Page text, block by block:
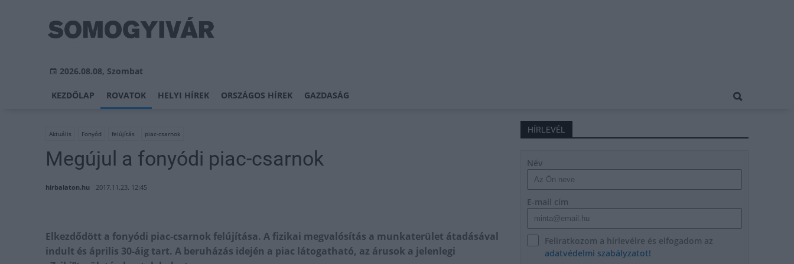
2026.08.08, Szombat
KEZDŐLAP ROVATOK HELYI HÍREK ORSZÁGOS HÍREK GAZDASÁG
Aktuális Fonyód felújítás piac-csarnok
Megújul a fonyódi piac-csarnok
hirbalaton.hu 2017.11.23. 12:45
Elkezdődött a fonyódi piac-csarnok felújítása. A fizikai megvalósítás a munkaterület átadásával
indult és április 30-áig tart. A beruházás idején a piac látogatható, az árusok a jelenlegi
HÍRLEVÉL
Név
E-mail cím
Feliratkozom a hírlevélre és elfogadom az
adatvédelmi szabályzatot!